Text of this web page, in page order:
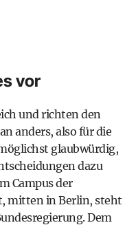
vor
und richten den
anders, also für die
glaubwürdig,
dazu
Campus der
mitten in Berlin, steht
Dem